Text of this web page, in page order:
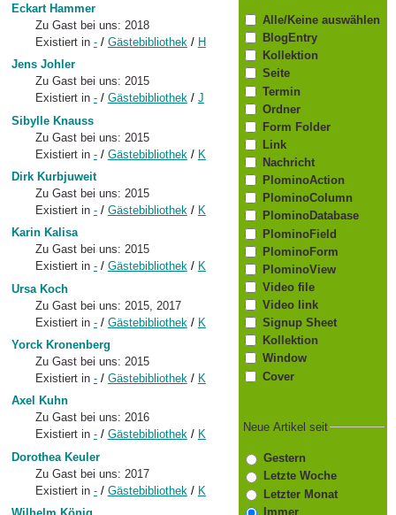
Alle/Keine auswählen
BlogEntry
Kollektion
Seite
Termin
Ordner
Form Folder
Link
Nachricht
PlominoAction
PlominoColumn
PlominoDatabase
PlominoField
PlominoForm
PlominoView
Video file
Video link
Signup Sheet
Kollektion
Window
Cover
Neue Artikel seit
Gestern
Letzte Woche
Letzter Monat
Immer
Eckart Hammer
Zu Gast bei uns: 2018
Existiert in - / Gästebibliothek / H
Jens Johler
Zu Gast bei uns: 2015
Existiert in - / Gästebibliothek / J
Sibylle Knauss
Zu Gast bei uns: 2015
Existiert in - / Gästebibliothek / K
Dirk Kurbjuweit
Zu Gast bei uns: 2015
Existiert in - / Gästebibliothek / K
Karin Kalisa
Zu Gast bei uns: 2015
Existiert in - / Gästebibliothek / K
Ursa Koch
Zu Gast bei uns: 2015, 2017
Existiert in - / Gästebibliothek / K
Yorck Kronenberg
Zu Gast bei uns: 2015
Existiert in - / Gästebibliothek / K
Axel Kuhn
Zu Gast bei uns: 2016
Existiert in - / Gästebibliothek / K
Dorothea Keuler
Zu Gast bei uns: 2017
Existiert in - / Gästebibliothek / K